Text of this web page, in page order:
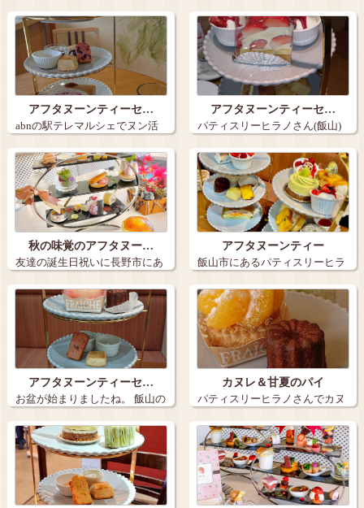
ウンマイお座…
フタヌ…
アフタヌーンティーセ…
abnの駅テレマルシェでヌン活
特集があっ…
アフタヌーンティーセ…
パティスリーヒラノさん(飯山)
の アフ…
秋の味覚のアフタヌー…
友達の誕生日祝いに長野市にあ
るホテル国際…
アフタヌーンティー
飯山市にあるパティスリーヒラ
ノでアフタヌ…
アフタヌーンティーセ…
お盆が始まりましたね。 飯山の
パティス…
カヌレ＆甘夏のパイ
パティスリーヒラノさんでカヌ
レが出たとい…